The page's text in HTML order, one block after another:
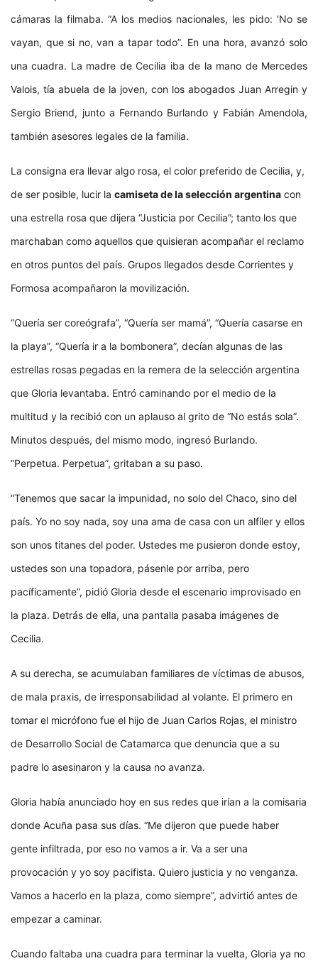
cámaras la filmaba. “A los medios nacionales, les pido: ‘No se
vayan, que si no, van a tapar todo”. En una hora, avanzó solo
una cuadra. La madre de Cecilia iba de la mano de Mercedes
Valois, tía abuela de la joven, con los abogados Juan Arregin y
Sergio Briend, junto a Fernando Burlando y Fabián Amendola,
también asesores legales de la familia.
La consigna era llevar algo rosa, el color preferido de Cecilia, y,
de ser posible, lucir la camiseta de la selección argentina con
una estrella rosa que dijera “Justicia por Cecilia”; tanto los que
marchaban como aquellos que quisieran acompañar el reclamo
en otros puntos del país. Grupos llegados desde Corrientes y
Formosa acompañaron la movilización.
“Quería ser coreógrafa”, “Quería ser mamá”, “Quería casarse en
la playa”, “Quería ir a la bombonera”, decían algunas de las
estrellas rosas pegadas en la remera de la selección argentina
que Gloria levantaba. Entró caminando por el medio de la
multitud y la recibió con un aplauso al grito de “No estás sola”.
Minutos después, del mismo modo, ingresó Burlando.
“Perpetua. Perpetua”, gritaban a su paso.
“Tenemos que sacar la impunidad, no solo del Chaco, sino del
país. Yo no soy nada, soy una ama de casa con un alfiler y ellos
son unos titanes del poder. Ustedes me pusieron donde estoy,
ustedes son una topadora, pásenle por arriba, pero
pacíficamente”, pidió Gloria desde el escenario improvisado en
la plaza. Detrás de ella, una pantalla pasaba imágenes de
Cecilia.
A su derecha, se acumulaban familiares de víctimas de abusos,
de mala praxis, de irresponsabilidad al volante. El primero en
tomar el micrófono fue el hijo de Juan Carlos Rojas, el ministro
de Desarrollo Social de Catamarca que denuncia que a su
padre lo asesinaron y la causa no avanza.
Gloria había anunciado hoy en sus redes que irían a la comisaria
donde Acuña pasa sus días. “Me dijeron que puede haber
gente infiltrada, por eso no vamos a ir. Va a ser una
provocación y yo soy pacifista. Quiero justicia y no venganza.
Vamos a hacerlo en la plaza, como siempre”, advirtió antes de
empezar a caminar.
Cuando faltaba una cuadra para terminar la vuelta, Gloria ya no